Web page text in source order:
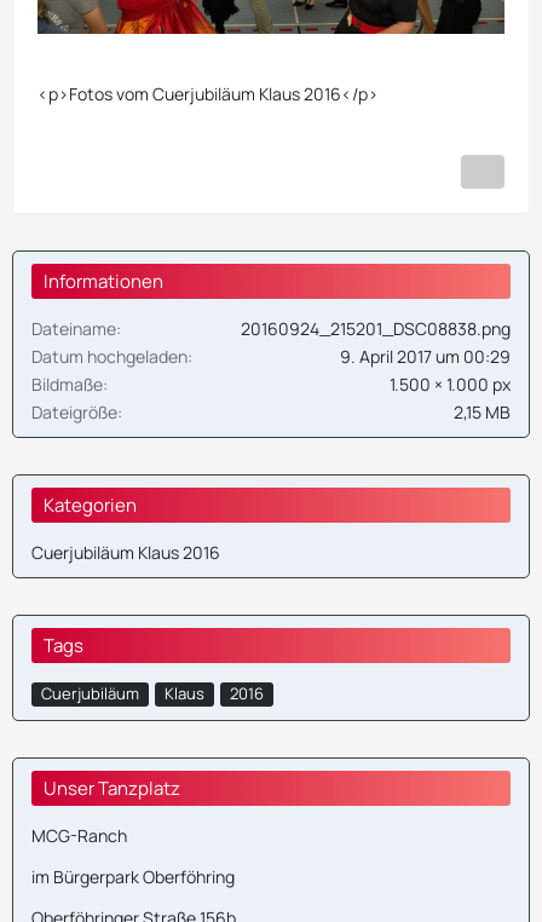
<p>Fotos vom Cuerjubiläum Klaus 2016</p>
Informationen
Dateiname
20160924_215201_DSC08838.png
Datum hochgeladen
9. April 2017 um 00:29
Bildmaße
1.500 × 1.000 px
Dateigröße
2,15 MB
Kategorien
Cuerjubiläum Klaus 2016
Tags
Cuerjubiläum Klaus 2016
Unser Tanzplatz
MCG-Ranch
im Bürgerpark Oberföhring